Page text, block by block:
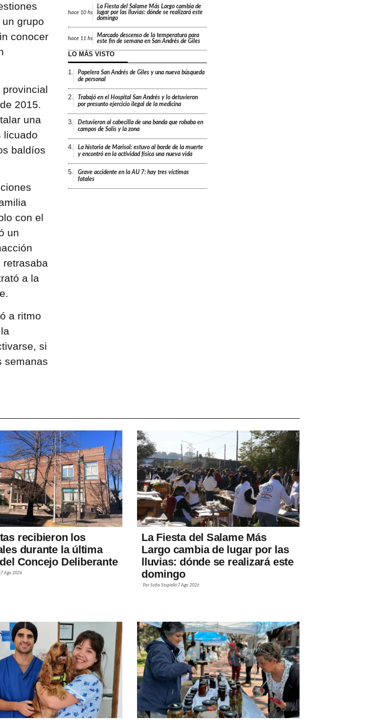
grupo
conocer
2015.
una
licuado
baldíos
con el
un
retrasaba
a la
a ritmo
si
semanas
hace 10 hs
La Fiesta del Salame Más Largo cambia de
lugar por las lluvias: dónde se realizará este
domingo
hace 11 hs
Marcado descenso de la temperatura para
este fin de semana en San Andrés de Giles
LO MÁS VISTO
1.
Papelera San Andrés de Giles y una nueva búsqueda
de personal
2.
Trabajó en el Hospital San Andrés y lo detuvieron
por presunto ejercicio ilegal de la medicina
3.
Detuvieron al cabecilla de una banda que robaba en
campos de Solís y la zona
4.
La historia de Marisol: estuvo al borde de la muerte
y encontró en la actividad física una nueva vida
5.
Grave accidente en la AU 7: hay tres víctimas
fatales
recibieron los
durante la última
Concejo Deliberante
7 Ago 2026
La Fiesta del Salame Más
Largo cambia de lugar por las
lluvias: dónde se realizará este
domingo
Por Sofía Stupiello 7 Ago 2026